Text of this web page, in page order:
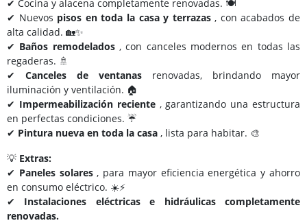
✔ Cocina y alacena completamente renovadas. 🍽️
✔ Nuevos pisos en toda la casa y terrazas, con acabados de
alta calidad. 🏡✨
✔ Baños remodelados, con canceles modernos en todas las
regaderas. 🚿
✔ Canceles de ventanas renovadas, brindando mayor
iluminación y ventilación. 🏠
✔ Impermeabilización reciente, garantizando una estructura
en perfectas condiciones. ☔
✔ Pintura nueva en toda la casa , lista para habitar. 🎨
💡 Extras:
✔ Paneles solares, para mayor eficiencia energética y ahorro
en consumo eléctrico. ☀️⚡
✔ Instalaciones eléctricas e hidráulicas completamente
renovadas.